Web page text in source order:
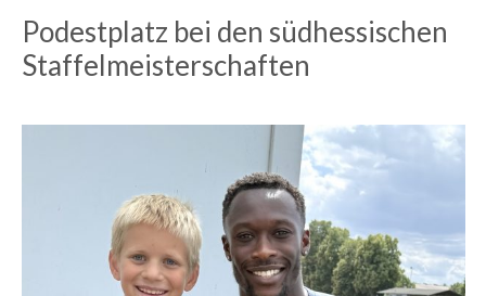
Podestplatz bei den südhessischen
Staffelmeisterschaften